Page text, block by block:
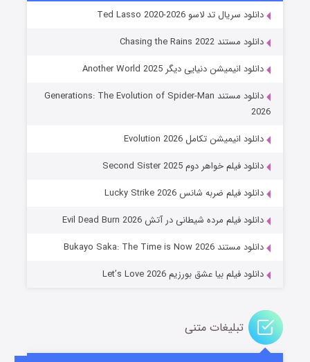
خاندان اژدها فصل ۳
جادوگری در مغولستان
دانلود سریال تد لاسو Ted Lasso 2020-2026
دانلود مستند Chasing the Rains 2022
دانلود انیمیشن دنیایی دیگر Another World 2025
دانلود مستند Generations: The Evolution of Spider-Man
2026
دانلود انیمیشن تکامل Evolution 2026
دانلود فیلم خواهر دوم Second Sister 2025
دانلود فیلم ضربه شانس Lucky Strike 2026
دانلود فیلم مرده شیطانی در آتش Evil Dead Burn 2026
دانلود مستند Bukayo Saka: The Time is Now 2026
دانلود فیلم بیا عشق بورزیم Let’s Love 2026
تبلیغات متنی